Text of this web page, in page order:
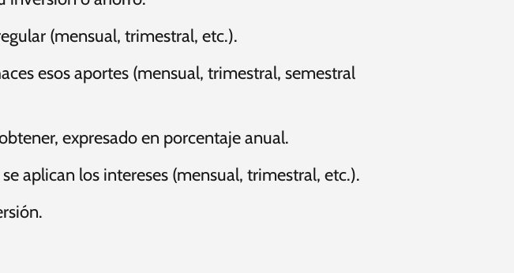
(mensual, trimestral, etc.).
esos aportes (mensual, trimestral, semestral
expresado en porcentaje anual.
aplican los intereses (mensual, trimestral, etc.).